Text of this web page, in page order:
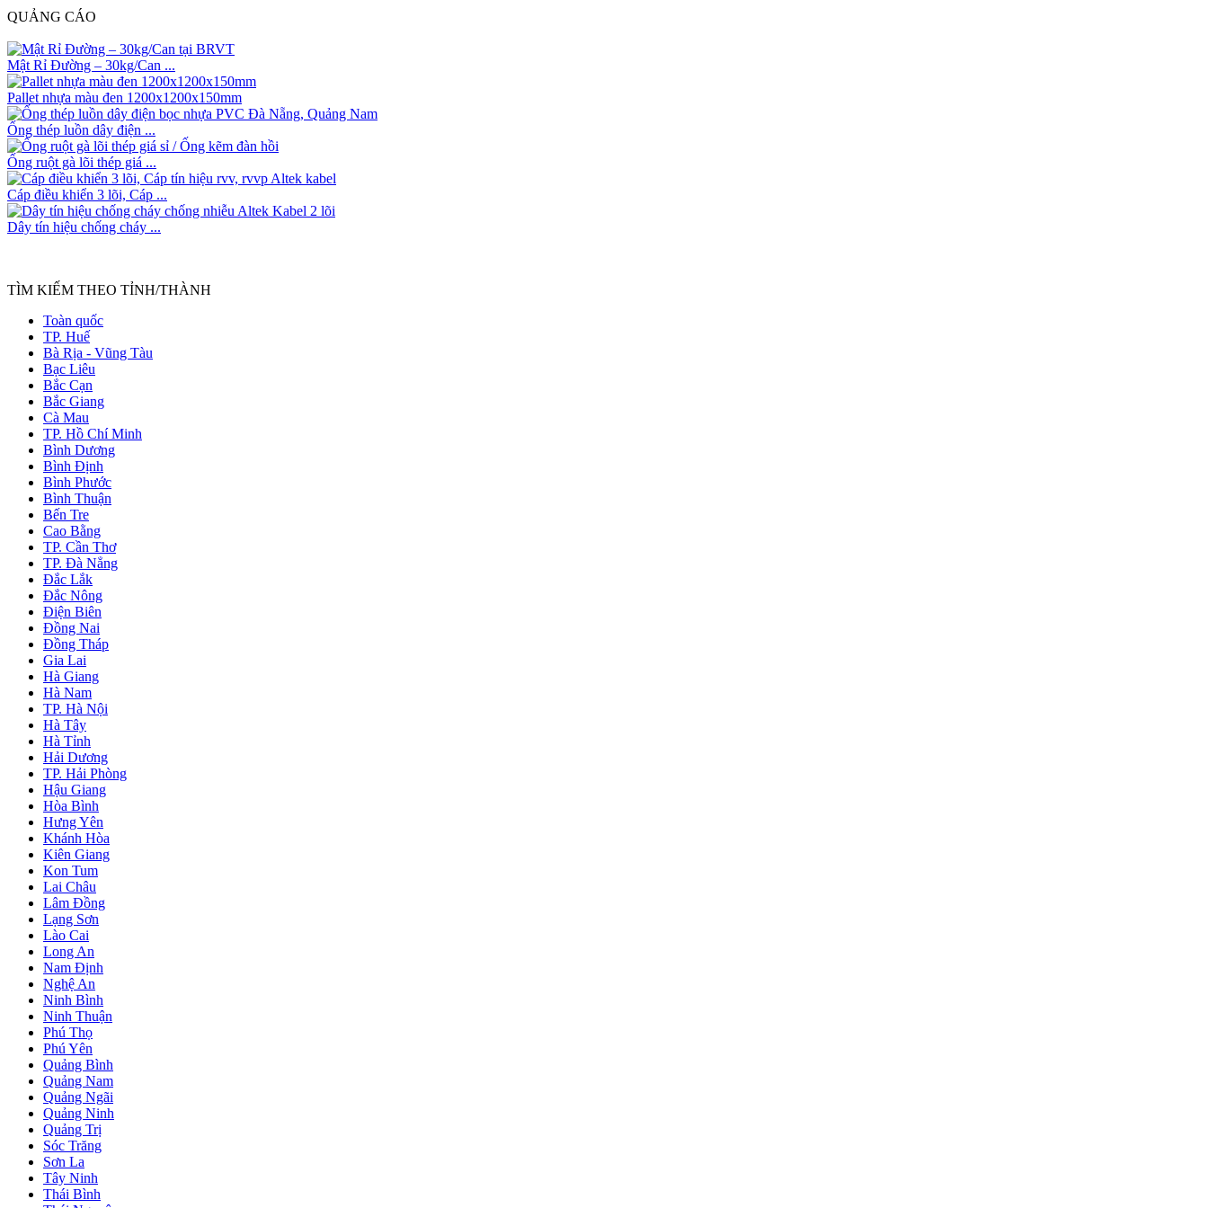
QUẢNG CÁO
Mật Rỉ Đường – 30kg/Can ...
Pallet nhựa màu đen 1200x1200x150mm
Ống thép luồn dây điện ...
Ống ruột gà lõi thép giá ...
Cáp điều khiển 3 lõi, Cáp ...
Dây tín hiệu chống cháy ...
TÌM KIẾM THEO TỈNH/THÀNH
Toàn quốc
TP. Huế
Bà Rịa - Vũng Tàu
Bạc Liêu
Bắc Cạn
Bắc Giang
Cà Mau
TP. Hồ Chí Minh
Bình Dương
Bình Định
Bình Phước
Bình Thuận
Bến Tre
Cao Bằng
TP. Cần Thơ
TP. Đà Nẳng
Đắc Lắk
Đắc Nông
Điện Biên
Đồng Nai
Đồng Tháp
Gia Lai
Hà Giang
Hà Nam
TP. Hà Nội
Hà Tây
Hà Tỉnh
Hải Dương
TP. Hải Phòng
Hậu Giang
Hòa Bình
Hưng Yên
Khánh Hòa
Kiên Giang
Kon Tum
Lai Châu
Lâm Đồng
Lạng Sơn
Lào Cai
Long An
Nam Định
Nghệ An
Ninh Bình
Ninh Thuận
Phú Thọ
Phú Yên
Quảng Bình
Quảng Nam
Quảng Ngãi
Quảng Ninh
Quảng Trị
Sóc Trăng
Sơn La
Tây Ninh
Thái Bình